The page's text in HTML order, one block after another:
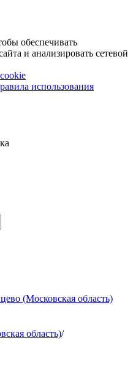
обеспечивать
и анализировать сетевой
использования
(Московская область)
область)/